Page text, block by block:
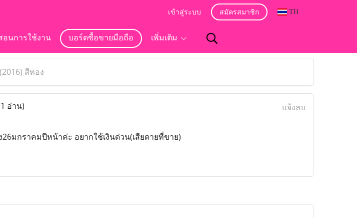
เข้าสู่ระบบ สมัครสมาชิก TH
นการใช้งาน บอร์ดซื้อขายมือถือ เพิ่มเติม
สีทอง
อ่าน) แจ้งลบ
มกราคมปีหน้าค่ะ อยากใช้เงินด่วน(เสียดายที่ขาย)